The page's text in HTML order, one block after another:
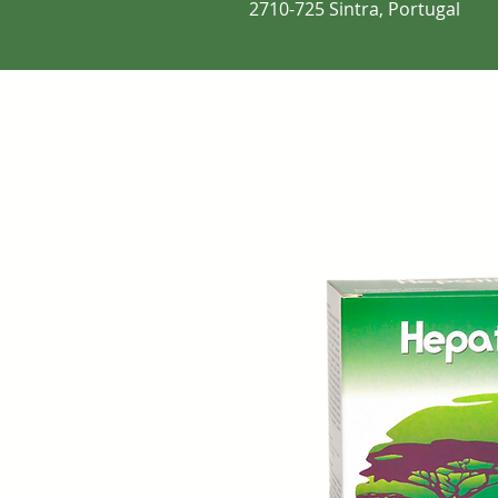
2710-725 Sintra, Portugal